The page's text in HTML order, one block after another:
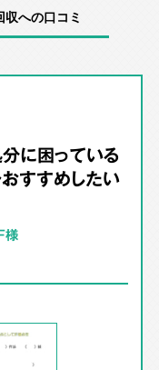
への口コミ
に困っている
すすめしたい
様